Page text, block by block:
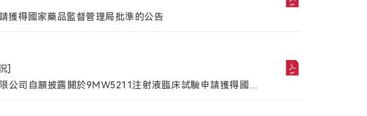
獲得國家藥品監督管理局批準的公告
]
公司自願披露關於9MW5211注射液臨床試驗申請獲得國家
創想園3号樓